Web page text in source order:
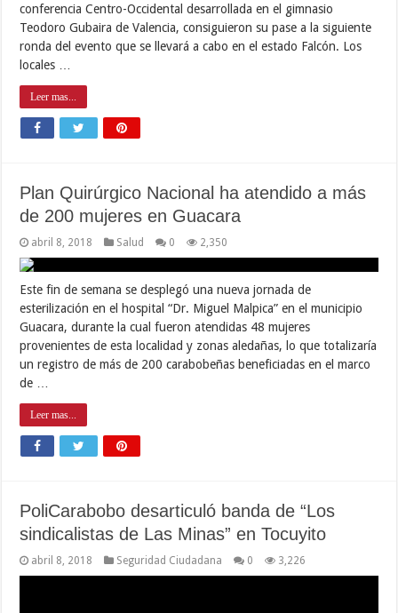
conferencia Centro-Occidental desarrollada en el gimnasio
Teodoro Gubaira de Valencia, consiguieron su pase a la siguiente
ronda del evento que se llevará a cabo en el estado Falcón. Los
locales …
Leer mas...
Plan Quirúrgico Nacional ha atendido a más
de 200 mujeres en Guacara
abril 8, 2018 Salud 0 2,350
Este fin de semana se desplegó una nueva jornada de
esterilización en el hospital “Dr. Miguel Malpica” en el municipio
Guacara, durante la cual fueron atendidas 48 mujeres
provenientes de esta localidad y zonas aledañas, lo que totalizaría
un registro de más de 200 carabobeñas beneficiadas en el marco
de …
Leer mas...
PoliCarabobo desarticuló banda de “Los
sindicalistas de Las Minas” en Tocuyito
abril 8, 2018 Seguridad Ciudadana 0 3,226